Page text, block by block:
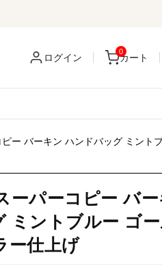
ログイン
0
カート
ー バーキン ハンドバッグ ミント
ーパーコピー バ
ミントブルー ゴ
ー仕上げ